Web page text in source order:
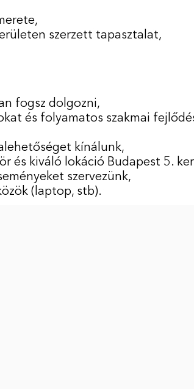
szerzett tapasztalat,
fogsz dolgozni,
és folyamatos szakmai
kínálunk,
és kiváló lokáció Budapest 5.
szervezünk,
(laptop, stb).